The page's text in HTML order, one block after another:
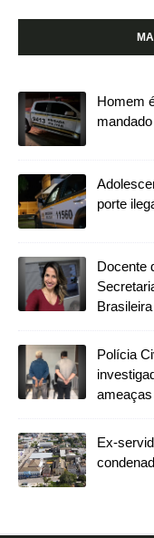
Homem
porte
Docente
Polícia
Ex-